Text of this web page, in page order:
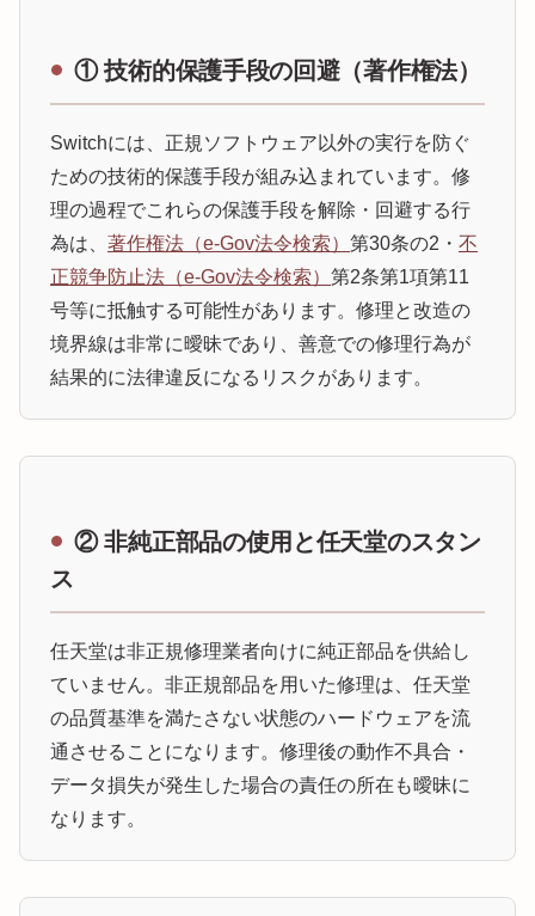
① 技術的保護手段の回避（著作権法）
Switchには、正規ソフトウェア以外の実行を防ぐ
ための技術的保護手段が組み込まれています。修
理の過程でこれらの保護手段を解除・回避する行
為は、 著作権法（e-Gov法令検索） 第30条の2・ 不
正競争防止法（e-Gov法令検索） 第2条第1項第11
号等に抵触する可能性があります。修理と改造の
境界線は非常に曖昧であり、善意での修理行為が
結果的に法律違反になるリスクがあります。
② 非純正部品の使用と任天堂のスタン
ス
任天堂は非正規修理業者向けに純正部品を供給し
ていません。非正規部品を用いた修理は、任天堂
の品質基準を満たさない状態のハードウェアを流
通させることになります。修理後の動作不具合・
データ損失が発生した場合の責任の所在も曖昧に
なります。